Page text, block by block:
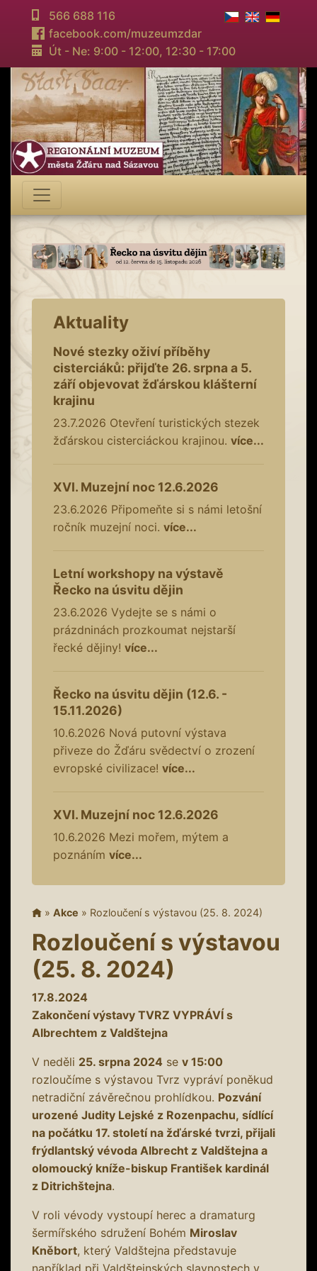
566 688 116
facebook.com/muzeumzdar
Út - Ne: 9:00 - 12:00, 12:30 - 17:00
Aktuality
Nové stezky oživí příběhy
cisterciáků: přijďte 26. srpna a 5.
září objevovat žďárskou klášterní
krajinu
23.7.2026 Otevření turistických stezek
žďárskou cisterciáckou krajinou. více...
XVI. Muzejní noc 12.6.2026
23.6.2026 Připomeňte si s námi letošní
ročník muzejní noci. více...
Letní workshopy na výstavě
Řecko na úsvitu dějin
23.6.2026 Vydejte se s námi o
prázdninách prozkoumat nejstarší
řecké dějiny! více...
Řecko na úsvitu dějin (12.6. -
15.11.2026)
10.6.2026 Nová putovní výstava
přiveze do Žďáru svědectví o zrození
evropské civilizace! více...
XVI. Muzejní noc 12.6.2026
10.6.2026 Mezi mořem, mýtem a
poznáním více...
» Akce » Rozloučení s výstavou (25. 8. 2024)
Rozloučení s výstavou
(25. 8. 2024)
17.8.2024
Zakončení výstavy TVRZ VYPRÁVÍ s
Albrechtem z Valdštejna
V neděli 25. srpna 2024 se v 15:00
rozloučíme s výstavou Tvrz vypráví poněkud
netradiční závěrečnou prohlídkou. Pozvání
urozené Judity Lejské z Rozenpachu, sídlící
na počátku 17. století na žďárské tvrzi, přijali
frýdlantský vévoda Albrecht z Valdštejna a
olomoucký kníže-biskup František kardinál
z Ditrichštejna.
V roli vévody vystoupí herec a dramaturg
šermířského sdružení Bohém Miroslav
Kněbort, který Valdštejna představuje
například při Valdštejnských slavnostech v